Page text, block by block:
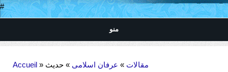
#
منو
Accueil » مقالات » عرفان اسلامی » حدیث